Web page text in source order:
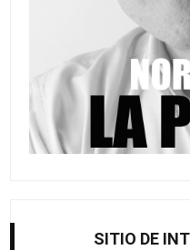
SITIO DE